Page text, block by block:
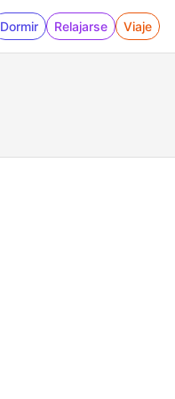
Dormir Relajarse Viaje